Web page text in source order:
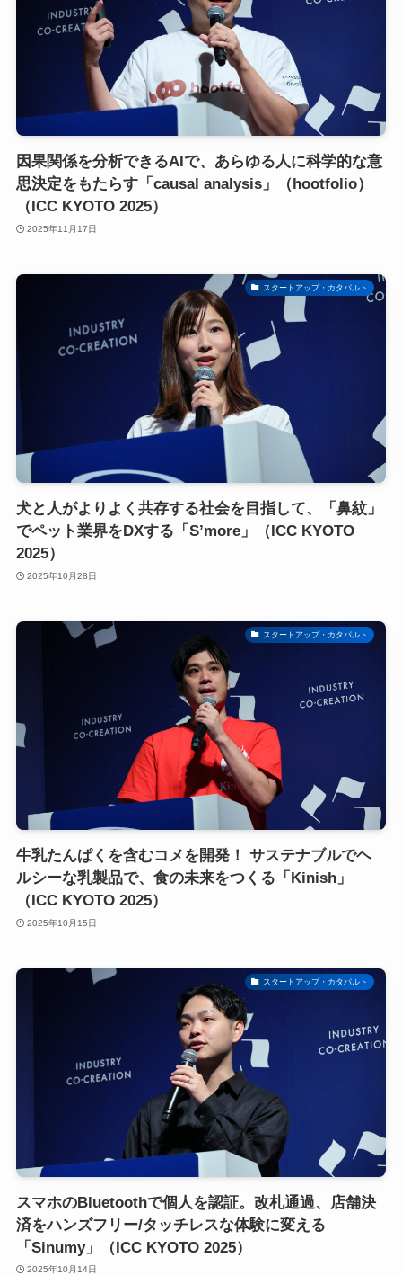
因果関係を分析できるAIで、あらゆる人に科学的な意
思決定をもたらす「causal analysis」（hootfolio）
（ICC KYOTO 2025）
2025年11月17日
スタートアップ・カタパルト
犬と人がよりよく共存する社会を目指して、「鼻紋」
でペット業界をDXする「S’more」（ICC KYOTO
2025）
2025年10月28日
スタートアップ・カタパルト
牛乳たんぱくを含むコメを開発！ サステナブルでヘ
ルシーな乳製品で、食の未来をつくる「Kinish」
（ICC KYOTO 2025）
2025年10月15日
スタートアップ・カタパルト
スマホのBluetoothで個人を認証。改札通過、店舗決
済をハンズフリー/タッチレスな体験に変える
「Sinumy」（ICC KYOTO 2025）
2025年10月14日